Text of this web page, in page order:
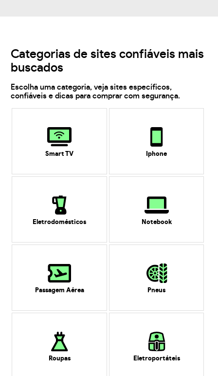
Categorias de sites confiáveis mais
buscados
Escolha uma categoria, veja sites específicos,
confiáveis e dicas para comprar com segurança.
Smart TV Iphone
Eletrodomésticos Notebook
Passagem Aérea Pneus
Roupas Eletroportáteis